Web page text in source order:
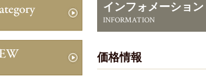
インフォメーション
INFORMATION
価格情報